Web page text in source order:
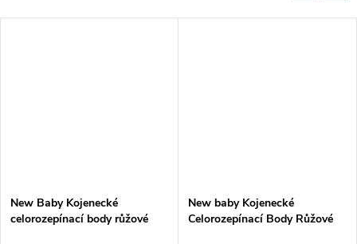
New Baby Kojenecké
celorozepínací body růžové
New baby Kojenecké
Celorozepínací Body Růžové